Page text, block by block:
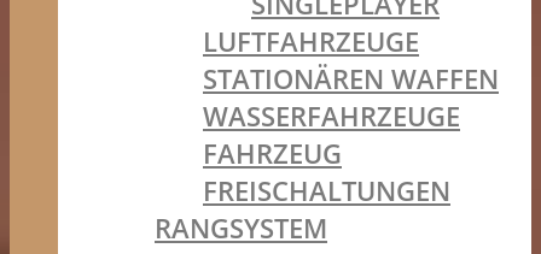
LUFTFAHRZEUGE
STATIONÄREN WAFFEN
WASSERFAHRZEUGE
FAHRZEUG
FREISCHALTUNGEN
RANGSYSTEM